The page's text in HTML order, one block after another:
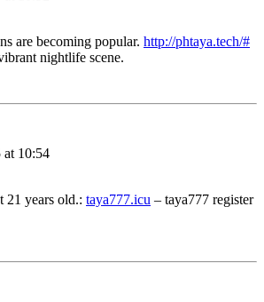
are becoming popular. http://phtaya.tech/#
nightlife scene.
at 10:54
21 years old.: taya777.icu – taya777 register